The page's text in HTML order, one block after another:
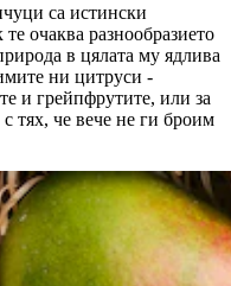
са истински
очаква разнообразието
в цялата му ядлива
ни цитруси -
и грейпфрутите, или за
тях, че вече не ги броим